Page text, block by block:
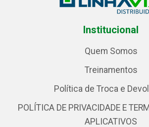
Institucional
Quem Somos
Treinamentos
Política de Troca e
POLÍTICA DE PRIVACIDADE E
APLICATIVOS